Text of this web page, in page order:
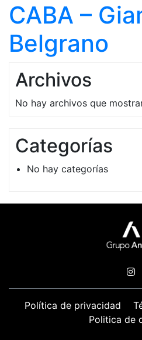
CABA –
Belgrano
Archivos
No hay archivos que
Categorías
No hay categorías
Política de privacidad
Politica de